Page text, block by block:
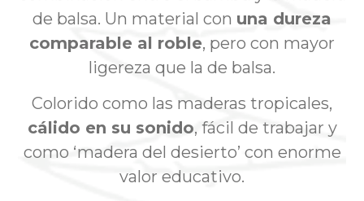
de balsa. Un material con una dureza
comparable al roble, pero con mayor
ligereza que la de balsa.
Colorido como las maderas tropicales,
cálido en su sonido, fácil de trabajar y
como ‘madera del desierto’ con enorme
valor educativo.